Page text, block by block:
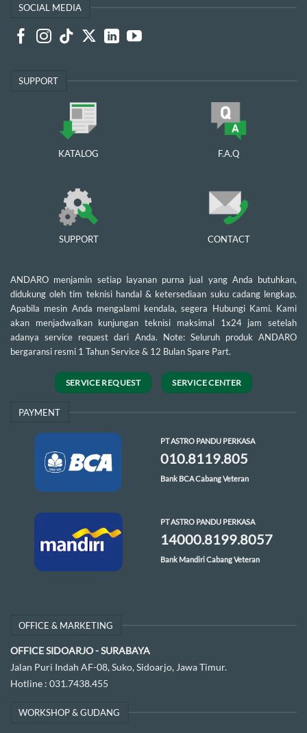
SOCIAL MEDIA
SUPPORT
KATALOG F.A.Q
SUPPORT CONTACT
ANDARO menjamin setiap layanan purna jual yang Anda butuhkan,
didukung oleh tim teknisi handal & ketersediaan suku cadang lengkap.
Apabila mesin Anda mengalami kendala, segera Hubungi Kami. Kami
akan menjadwalkan kunjungan teknisi maksimal 1x24 jam setelah
adanya service request dari Anda. Note: Seluruh produk ANDARO
bergaransi resmi 1 Tahun Service & 12 Bulan Spare Part.
SERVICE REQUEST SERVICE CENTER
PAYMENT
PT ASTRO PANDU PERKASA
010.8119.805
Bank BCA Cabang Veteran
PT ASTRO PANDU PERKASA
14000.8199.8057
Bank Mandiri Cabang Veteran
OFFICE & MARKETING
OFFICE SIDOARJO - SURABAYA
Jalan Puri Indah AF-08, Suko, Sidoarjo, Jawa Timur.
Hotline : 031.7438.455
WORKSHOP & GUDANG